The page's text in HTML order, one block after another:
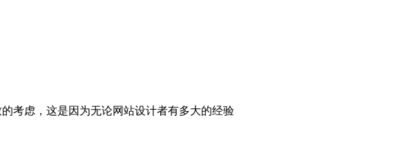
考虑，这是因为无论网站设计者有多大的经验